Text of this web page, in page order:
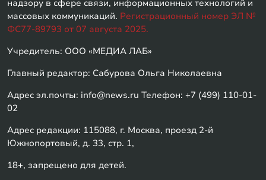
надзору в сфере связи, информационных технологий и
массовых коммуникаций. Регистрационный номер ЭЛ №
ФС77-89793 от 07 августа 2025.
Учредитель: ООО «МЕДИА ЛАБ»
Главный редактор: Сабурова Ольга Николаевна
Адрес эл.почты: info@news.ru Телефон: +7 (499) 110-01-
02
Адрес редакции: 115088, г. Москва, проезд 2-й
Южнопортовый, д. 33, стр. 1,
18+, запрещено для детей.